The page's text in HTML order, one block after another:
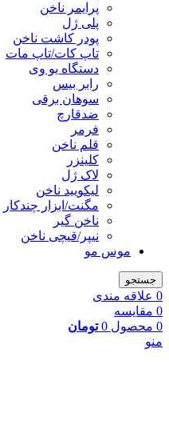
پرایمر ناخن
پلی ژل
پودر کاشت ناخن
تاپ کات/تاپ مات
دستگاه یو وی
رابر بیس
سوهان برقی
ضدقارچ
فرمر
قلم ناخن
کلینزر
لاک ژل
لیکوييد ناخن
مگنت/ابزار چندکار
ناخن گیر
نیپر/قیچی ناخن
موس مو
جستجو
0 علاقه مندی
0 مقایسه
0 محصول 0 تومان
منو